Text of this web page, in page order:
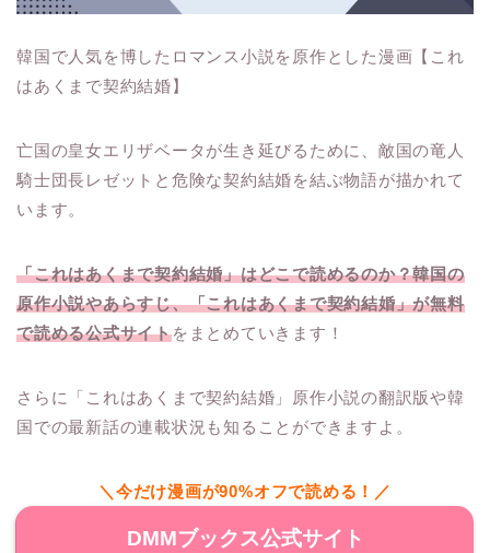
韓国で人気を博したロマンス小説を原作とした漫画【これ
はあくまで契約結婚】
亡国の皇女エリザベータが生き延びるために、敵国の竜人
騎士団長レゼットと危険な契約結婚を結ぶ物語が描かれて
います。
「これはあくまで契約結婚」はどこで読めるのか？韓国の
原作小説やあらすじ、「これはあくまで契約結婚」が無料
で読める公式サイトをまとめていきます！
さらに「これはあくまで契約結婚」原作小説の翻訳版や韓
国での最新話の連載状況も知ることができますよ。
＼今だけ漫画が90%オフで読める！／
DMMブックス公式サイト